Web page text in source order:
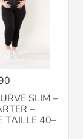
SLIM –
–
TAILLE 40–